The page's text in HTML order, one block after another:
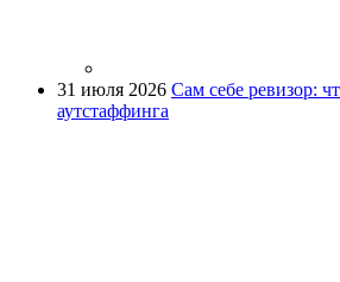
31 июля 2026 Сам себе ревизор:
аутстаффинга